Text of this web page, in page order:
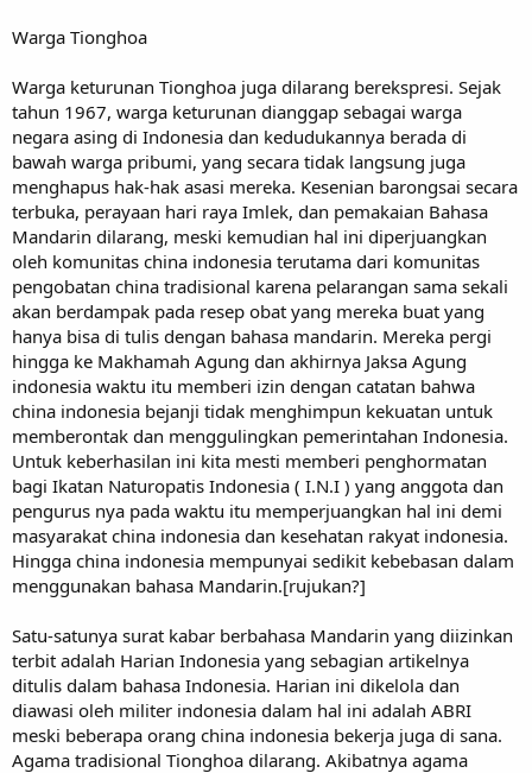
Warga Tionghoa
Warga keturunan Tionghoa juga dilarang berekspresi. Sejak
tahun 1967, warga keturunan dianggap sebagai warga
negara asing di Indonesia dan kedudukannya berada di
bawah warga pribumi, yang secara tidak langsung juga
menghapus hak-hak asasi mereka. Kesenian barongsai secara
terbuka, perayaan hari raya Imlek, dan pemakaian Bahasa
Mandarin dilarang, meski kemudian hal ini diperjuangkan
oleh komunitas china indonesia terutama dari komunitas
pengobatan china tradisional karena pelarangan sama sekali
akan berdampak pada resep obat yang mereka buat yang
hanya bisa di tulis dengan bahasa mandarin. Mereka pergi
hingga ke Makhamah Agung dan akhirnya Jaksa Agung
indonesia waktu itu memberi izin dengan catatan bahwa
china indonesia bejanji tidak menghimpun kekuatan untuk
memberontak dan menggulingkan pemerintahan Indonesia.
Untuk keberhasilan ini kita mesti memberi penghormatan
bagi Ikatan Naturopatis Indonesia ( I.N.I ) yang anggota dan
pengurus nya pada waktu itu memperjuangkan hal ini demi
masyarakat china indonesia dan kesehatan rakyat indonesia.
Hingga china indonesia mempunyai sedikit kebebasan dalam
menggunakan bahasa Mandarin.[rujukan?]
Satu-satunya surat kabar berbahasa Mandarin yang diizinkan
terbit adalah Harian Indonesia yang sebagian artikelnya
ditulis dalam bahasa Indonesia. Harian ini dikelola dan
diawasi oleh militer indonesia dalam hal ini adalah ABRI
meski beberapa orang china indonesia bekerja juga di sana.
Agama tradisional Tionghoa dilarang. Akibatnya agama